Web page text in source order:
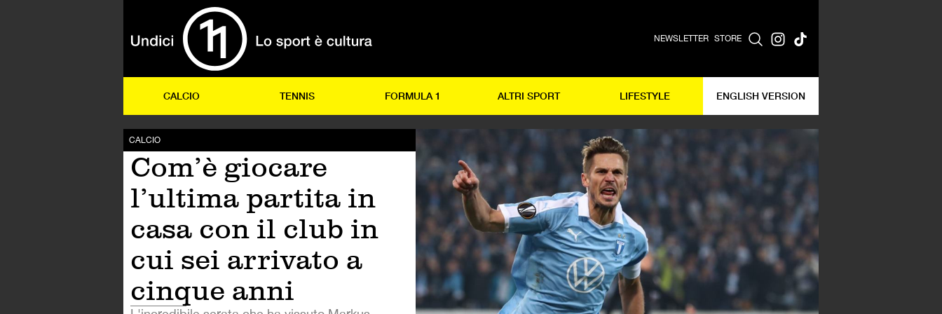
NEWSLETTER STORE
CALCIO TENNIS FORMULA 1 ALTRI SPORT LIFESTYLE ENGLISH VERSION
CALCIO
Com’è giocare
l’ultima partita in
casa con il club in
cui sei arrivato a
cinque anni